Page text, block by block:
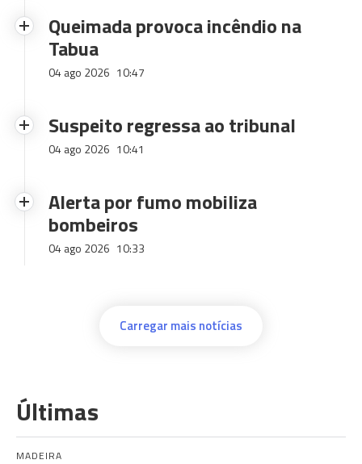
Queimada provoca incêndio na
Tabua
04 ago 2026 10:47
Suspeito regressa ao tribunal
04 ago 2026 10:41
Alerta por fumo mobiliza
bombeiros
04 ago 2026 10:33
Carregar mais notícias
Últimas
MADEIRA